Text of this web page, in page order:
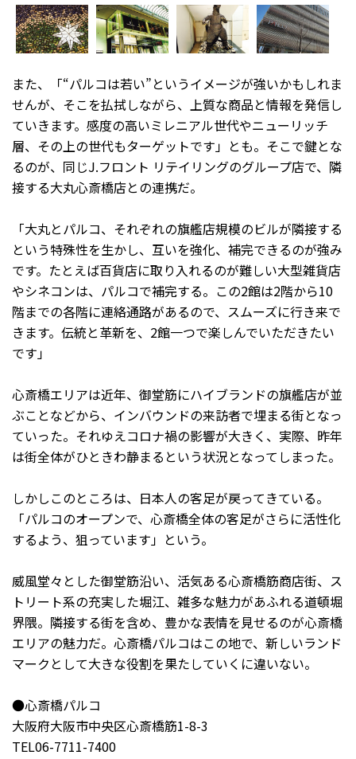
また、「“パルコは若い”というイメージが強いかもしれま
せんが、そこを払拭しながら、上質な商品と情報を発信し
ていきます。感度の高いミレニアル世代やニューリッチ
層、その上の世代もターゲットです」とも。そこで鍵とな
るのが、同じJ.フロント リテイリングのグループ店で、隣
接する大丸心斎橋店との連携だ。
「大丸とパルコ、それぞれの旗艦店規模のビルが隣接する
という特殊性を生かし、互いを強化、補完できるのが強み
です。たとえば百貨店に取り入れるのが難しい大型雑貨店
やシネコンは、パルコで補完する。この2館は2階から10
階までの各階に連絡通路があるので、スムーズに行き来で
きます。伝統と革新を、2館一つで楽しんでいただきたい
です」
心斎橋エリアは近年、御堂筋にハイブランドの旗艦店が並
ぶことなどから、インバウンドの来訪者で埋まる街となっ
ていった。それゆえコロナ禍の影響が大きく、実際、昨年
は街全体がひときわ静まるという状況となってしまった。
しかしこのところは、日本人の客足が戻ってきている。
「パルコのオープンで、心斎橋全体の客足がさらに活性化
するよう、狙っています」という。
威風堂々とした御堂筋沿い、活気ある心斎橋筋商店街、ス
トリート系の充実した堀江、雑多な魅力があふれる道頓堀
界隈。隣接する街を含め、豊かな表情を見せるのが心斎橋
エリアの魅力だ。心斎橋パルコはこの地で、新しいランド
マークとして大きな役割を果たしていくに違いない。
●心斎橋パルコ
大阪府大阪市中央区心斎橋筋1-8-3
TEL06-7711-7400